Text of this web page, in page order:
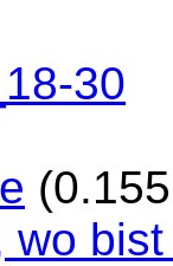
30
wo